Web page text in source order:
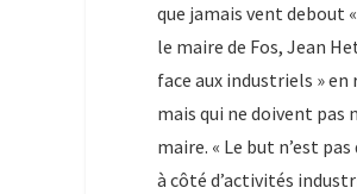
que jamais vent debout
le maire de Fos, Jean
face aux industriels »
mais qui ne doivent
maire. « Le but n’est
à côté d’activités